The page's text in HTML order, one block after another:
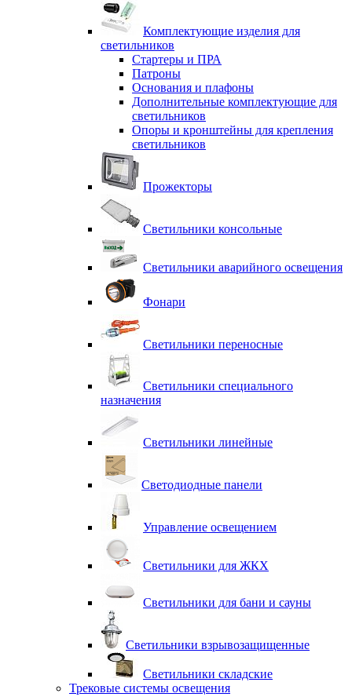
Комплектующие изделия для
светильников
Стартеры и ПРА
Патроны
Основания и плафоны
Дополнительные комплектующие для
светильников
Опоры и кронштейны для крепления
светильников
Прожекторы
Светильники консольные
Светильники аварийного освещения
Фонари
Светильники переносные
Светильники специального
назначения
Светильники линейные
Светодиодные панели
Управление освещением
Светильники для ЖКХ
Светильники для бани и сауны
Светильники взрывозащищенные
Светильники складские
Трековые системы освещения